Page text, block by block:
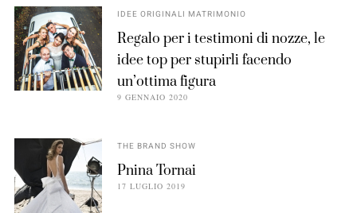
IDEE ORIGINALI MATRIMONIO
Regalo per i testimoni di nozze, le
idee top per stupirli facendo
un’ottima figura
9 GENNAIO 2020
THE BRAND SHOW
Pnina Tornai
17 LUGLIO 2019